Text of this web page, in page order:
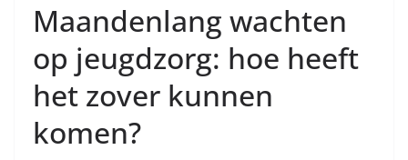
Maandenlang wachten
op jeugdzorg: hoe heeft
het zover kunnen
komen?